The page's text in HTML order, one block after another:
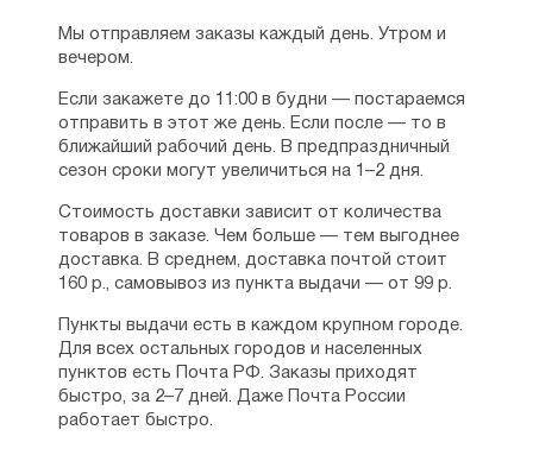
Мы отправляем заказы каждый день. Утром и
вечером.
Если закажете до 11:00 в будни — постараемся
отправить в этот же день. Если после — то в
ближайший рабочий день. В предпраздничный
сезон сроки могут увеличиться на 1–2 дня.
Стоимость доставки зависит от количества
товаров в заказе. Чем больше — тем выгоднее
доставка. В среднем, доставка почтой стоит
160 р., самовывоз из пункта выдачи — от 99 р.
Пункты выдачи есть в каждом крупном городе.
Для всех остальных городов и населенных
пунктов есть Почта РФ. Заказы приходят
быстро, за 2–7 дней. Даже Почта России
работает быстро.